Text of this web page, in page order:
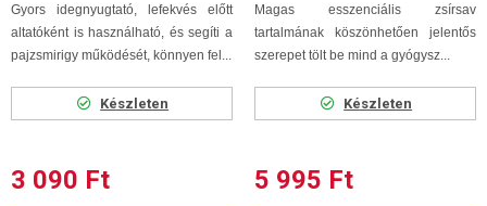
Gyors idegnyugtató, lefekvés előtt
altatóként is használható, és segíti a
pajzsmirigy működését, könnyen fel...
Készleten
3 090 Ft
Magas esszenciális zsírsav
tartalmának köszönhetően jelentős
szerepet tölt be mind a gyógysz...
Készleten
5 995 Ft